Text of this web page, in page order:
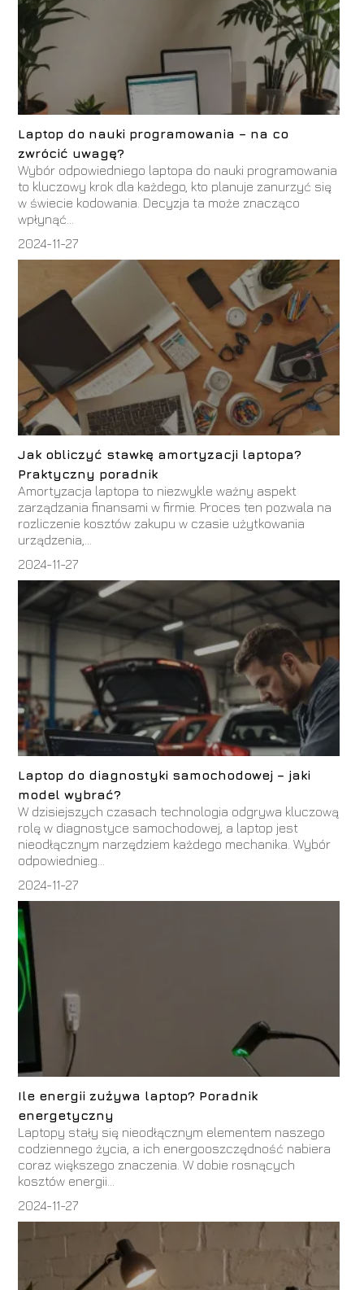
Laptop do nauki programowania – na co
zwrócić uwagę?
Wybór odpowiedniego laptopa do nauki programowania
to kluczowy krok dla każdego, kto planuje zanurzyć się
w świecie kodowania. Decyzja ta może znacząco
wpłynąć...
2024-11-27
Jak obliczyć stawkę amortyzacji laptopa?
Praktyczny poradnik
Amortyzacja laptopa to niezwykle ważny aspekt
zarządzania finansami w firmie. Proces ten pozwala na
rozliczenie kosztów zakupu w czasie użytkowania
urządzenia,...
2024-11-27
Laptop do diagnostyki samochodowej – jaki
model wybrać?
W dzisiejszych czasach technologia odgrywa kluczową
rolę w diagnostyce samochodowej, a laptop jest
nieodłącznym narzędziem każdego mechanika. Wybór
odpowiednieg...
2024-11-27
Ile energii zużywa laptop? Poradnik
energetyczny
Laptopy stały się nieodłącznym elementem naszego
codziennego życia, a ich energooszczędność nabiera
coraz większego znaczenia. W dobie rosnących
kosztów energii...
2024-11-27